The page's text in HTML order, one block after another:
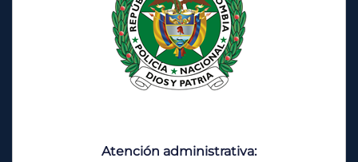
Atención administrativa: